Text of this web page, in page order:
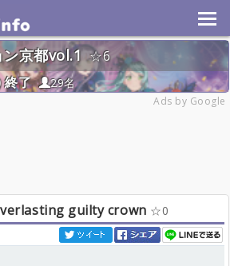
ン京都vol.1
6
終了
29名
Ads by Google
guilty crown 0